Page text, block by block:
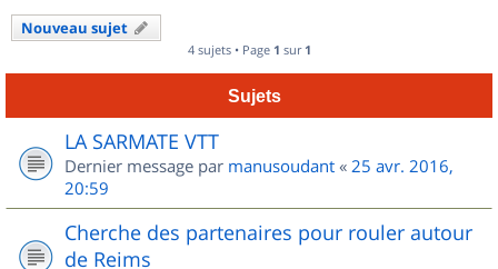
Nouveau sujet
4 sujets • Page 1 sur 1
Sujets
LA SARMATE VTT
Dernier message par manusoudant « 25 avr. 2016,
20:59
Cherche des partenaires pour rouler autour
de Reims